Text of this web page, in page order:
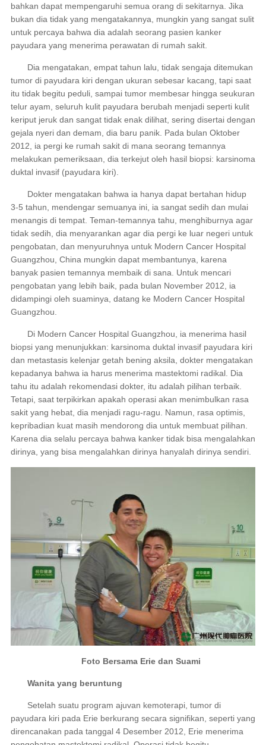
bahkan dapat mempengaruhi semua orang di sekitarnya. Jika
bukan dia tidak yang mengatakannya, mungkin yang sangat sulit
untuk percaya bahwa dia adalah seorang pasien kanker
payudara yang menerima perawatan di rumah sakit.
Dia mengatakan, empat tahun lalu, tidak sengaja ditemukan
tumor di payudara kiri dengan ukuran sebesar kacang, tapi saat
itu tidak begitu peduli, sampai tumor membesar hingga seukuran
telur ayam, seluruh kulit payudara berubah menjadi seperti kulit
keriput jeruk dan sangat tidak enak dilihat, sering disertai dengan
gejala nyeri dan demam, dia baru panik. Pada bulan Oktober
2012, ia pergi ke rumah sakit di mana seorang temannya
melakukan pemeriksaan, dia terkejut oleh hasil biopsi: karsinoma
duktal invasif (payudara kiri).
Dokter mengatakan bahwa ia hanya dapat bertahan hidup
3-5 tahun, mendengar semuanya ini, ia sangat sedih dan mulai
menangis di tempat. Teman-temannya tahu, menghiburnya agar
tidak sedih, dia menyarankan agar dia pergi ke luar negeri untuk
pengobatan, dan menyuruhnya untuk Modern Cancer Hospital
Guangzhou, China mungkin dapat membantunya, karena
banyak pasien temannya membaik di sana. Untuk mencari
pengobatan yang lebih baik, pada bulan November 2012, ia
didampingi oleh suaminya, datang ke Modern Cancer Hospital
Guangzhou.
Di Modern Cancer Hospital Guangzhou, ia menerima hasil
biopsi yang menunjukkan: karsinoma duktal invasif payudara kiri
dan metastasis kelenjar getah bening aksila, dokter mengatakan
kepadanya bahwa ia harus menerima mastektomi radikal. Dia
tahu itu adalah rekomendasi dokter, itu adalah pilihan terbaik.
Tetapi, saat terpikirkan apakah operasi akan menimbulkan rasa
sakit yang hebat, dia menjadi ragu-ragu. Namun, rasa optimis,
kepribadian kuat masih mendorong dia untuk membuat pilihan.
Karena dia selalu percaya bahwa kanker tidak bisa mengalahkan
dirinya, yang bisa mengalahkan dirinya hanyalah dirinya sendiri.
Foto Bersama Erie dan Suami
Wanita yang beruntung
Setelah suatu program ajuvan kemoterapi, tumor di
payudara kiri pada Erie berkurang secara signifikan, seperti yang
direncanakan pada tanggal 4 Desember 2012, Erie menerima